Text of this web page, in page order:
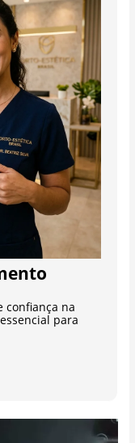
confiança na
para